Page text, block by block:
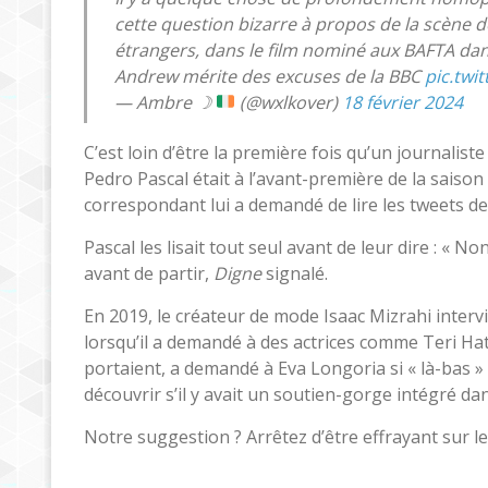
cette question bizarre à propos de la scène
étrangers, dans le film nominé aux BAFTA
Andrew mérite des excuses de la BBC
— Ambre ☽
(@wxlkover) 18 février 2024
C’est loin d’être la première fois qu’un
Pedro Pascal était à l’avant-première de la
correspondant lui a demandé de lire les tweets
Pascal les lisait tout seul avant de leur dire : «
avant de partir, Dignesignalé.
En 2019, le créateur de mode Isaac Mizrahi
lorsqu’il a demandé à des actrices comme Teri
portaient, a demandé à Eva Longoria si « là-bas
découvrir s’il y avait un soutien-gorge intégré
Notre suggestion ? Arrêtez d’être effrayant sur